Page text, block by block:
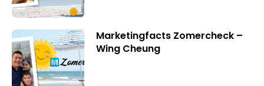
Marketingfacts Zomercheck –
Wing Cheung